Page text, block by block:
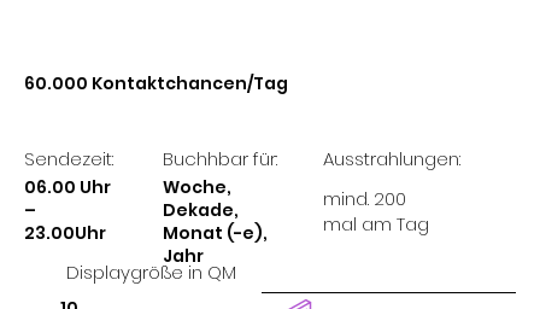
60.000 Kontaktchancen/Tag
Sendezeit:
06.00 Uhr
–
23.00Uhr
Buchhbar für:
Woche,
Dekade,
Monat (-e),
Jahr
Ausstrahlungen:
mind. 200
mal am Tag
Displaygröße in QM